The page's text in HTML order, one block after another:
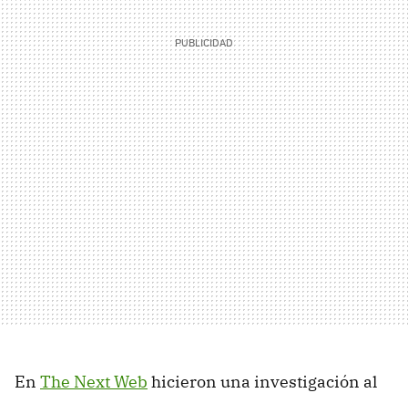
En The Next Web hicieron una investigación al